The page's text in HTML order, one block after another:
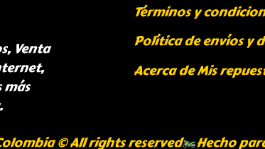
Venta
Términos y
Política de envíos y
Acerca de Mis
© All rights reserved Hecho